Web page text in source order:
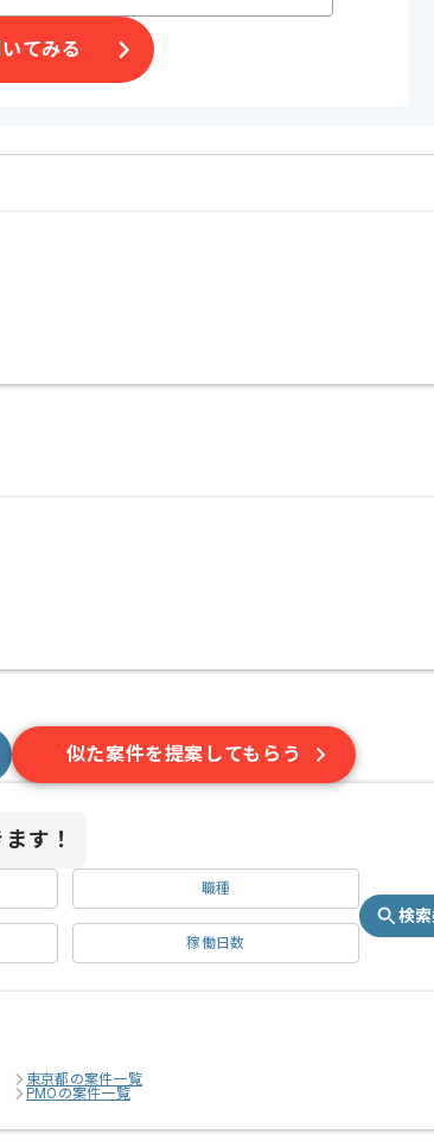
てみる
似た案件を提案してもらう
す！
職種
稼働日数
検
東京都の案件一覧
PMOの案件一覧